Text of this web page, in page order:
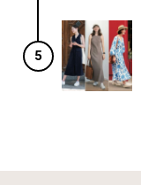
5